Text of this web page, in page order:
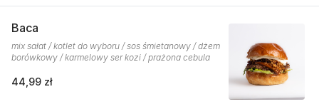
Baca
mix sałat / kotlet do wyboru / sos śmietanowy / dżem
borówkowy / karmelowy ser kozi / prażona cebula
44,99 zł